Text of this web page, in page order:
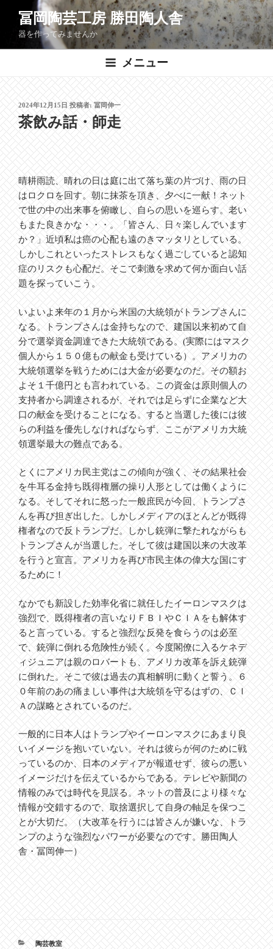
ン
へ
ス
キ
ッ
プ
冨岡陶芸工房 勝田陶人舎
器を作ってみませんか
メニュー
投
稿
日:
2024年12月15日投稿者:冨岡伸一
茶飲み話・師走
晴耕雨読、晴れの日は庭に出て落ち葉の片づけ、雨の日
はロクロを回す。朝に抹茶を頂き、夕べに一献！ネット
で世の中の出来事を俯瞰し、自らの思いを巡らす。老い
もまた良きかな・・・。「皆さん、日々楽しんでいます
か？」近頃私は癌の心配も遠のきマッタリとしている。
しかしこれといったストレスもなく過ごしていると認知
症のリスクも心配だ。そこで刺激を求めて何か面白い話
題を探っていこう。
いよいよ来年の１月から米国の大統領がトランプさんに
なる。トランプさんは金持ちなので、建国以来初めて自
分で選挙資金調達できた大統領である。(実際にはマスク
個人から１５０億もの献金も受けている）。アメリカの
大統領選挙を戦うためには大金が必要なのだ。その額お
よそ１千億円とも言われている。この資金は原則個人の
支持者から調達されるが、それでは足らずに企業など大
口の献金を受けることになる。すると当選した後には彼
らの利益を優先しなければならず、ここがアメリカ大統
領選挙最大の難点である。
とくにアメリカ民主党はこの傾向が強く、その結果社会
を牛耳る金持ち既得権層の操り人形としては働くように
なる。そしてそれに怒った一般庶民が今回、トランプさ
んを再び担ぎ出した。しかしメディアのほとんどが既得
権者なので反トランプだ。しかし銃弾に撃たれながらも
トランプさんが当選した。そして彼は建国以来の大改革
を行うと宣言。アメリカを再び市民主体の偉大な国にす
るために！
なかでも新設した効率化省に就任したイーロンマスクは
強烈で、既得権者の言いなりＦＢＩやＣＩＡをも解体す
ると言っている。すると強烈な反発を食らうのは必至
で、銃弾に倒れる危険性が続く。今度閣僚に入るケネデ
ィジュニアは親のロバートも、アメリカ改革を訴え銃弾
に倒れた。そこで彼は過去の真相解明に動くと誓う。６
０年前のあの痛ましい事件は大統領を守るはずの、ＣＩ
Ａの謀略とされているのだ。
一般的に日本人はトランプやイーロンマスクにあまり良
いイメージを抱いていない。それは彼らが何のために戦
っているのか、日本のメディアが報道せず、彼らの悪い
イメージだけを伝えているからである。テレビや新聞の
情報のみでは時代を見誤る。ネットの普及により様々な
情報が交錯するので、取捨選択して自身の軸足を保つこ
とが大切だ。（大改革を行うには皆さんが嫌いな、トラ
ンプのような強烈なパワーが必要なのです。勝田陶人
舎・冨岡伸一）
カ
陶芸教室